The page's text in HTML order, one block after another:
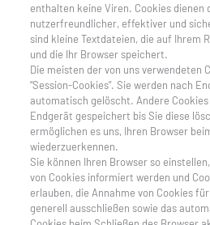
enthalten keine Viren. Cookies dienen
nutzerfreundlicher, effektiver und
sind kleine Textdateien, die auf Ihrem
und die Ihr Browser speichert.
Die meisten der von uns verwendeten
“Session-Cookies”. Sie werden nach
automatisch gelöscht. Andere
Endgerät gespeichert bis Sie diese
ermöglichen es uns, Ihren Browser
wiederzuerkennen.
Sie können Ihren Browser so
von Cookies informiert werden und
erlauben, die Annahme von Cookies
generell ausschließen sowie das